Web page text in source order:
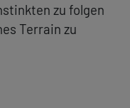
zu folgen
Terrain zu